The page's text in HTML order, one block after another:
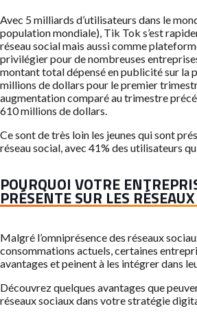
Avec 5 milliards d’utilisateurs dans le
population mondiale), Tik Tok s’est
réseau social mais aussi comme
privilégier pour de nombreuses
montant total dépensé en publicité sur la
millions de dollars pour le premier
augmentation comparé au trimestre
610 millions de dollars.
Ce sont de très loin les jeunes qui sont
réseau social, avec 41% des utilisateurs
POURQUOI VOTRE
PRÉSENTE SUR LES
Malgré l’omniprésence des réseaux
consommations actuels, certaines
avantages et peinent à les intégrer dans
Découvrez quelques avantages que
réseaux sociaux dans votre stratégie